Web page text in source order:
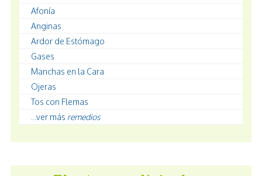
Afonía
Anginas
Ardor de Estómago
Gases
Manchas en la Cara
Ojeras
Tos con Flemas
...ver más remedios